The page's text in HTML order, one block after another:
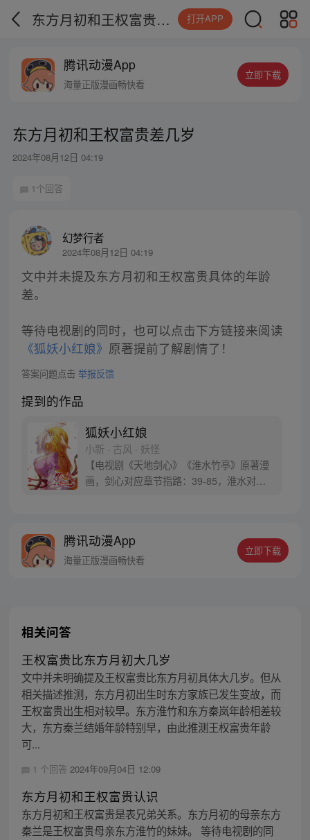
东方月初和王权富贵差几岁 打开APP
腾讯动漫App
海量正版漫画畅快看
立即下载
东方月初和王权富贵差几岁
2024年08月12日 04:19
1个回答
幻梦行者
2024年08月12日 04:19
文中并未提及东方月初和王权富贵具体的年龄
差。
等待电视剧的同时，也可以点击下方链接来阅读
《狐妖小红娘》 原著提前了解剧情了！
答案问题点击 举报反馈
提到的作品
狐妖小红娘
小新 · 古风 · 妖怪
【电视剧《天地剑心》《淮水竹亭》原著漫
画，剑心对应章节指路：39-85，淮水对应
腾讯动漫App
海量正版漫画畅快看
立即下载
相关问答
王权富贵比东方月初大几岁
文中并未明确提及王权富贵比东方月初具体大几岁。但从
相关描述推测，东方月初出生时东方家族已发生变故，而
王权富贵出生相对较早。东方淮竹和东方秦岚年龄相差较
大，东方秦兰结婚年龄特别早，由此推测王权富贵年龄
可...
1 个回答 2024年09月04日 12:09
东方月初和王权富贵认识
东方月初和王权富贵是表兄弟关系。东方月初的母亲东方
秦兰是王权富贵母亲东方淮竹的妹妹。 等待电视剧的同